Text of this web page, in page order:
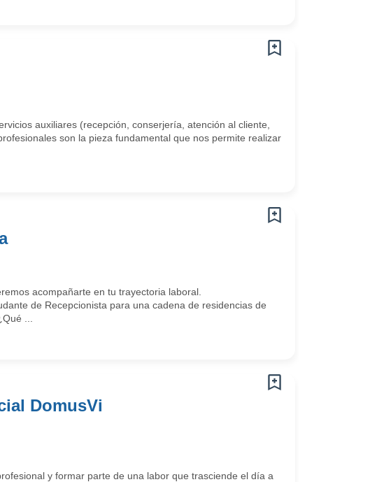
auxiliares (recepción, conserjería, atención al cliente,
son la pieza fundamental que nos permite realizar
acompañarte en tu trayectoria laboral.
de Recepcionista para una cadena de residencias de
...
DomusVi
y formar parte de una labor que trasciende el día a